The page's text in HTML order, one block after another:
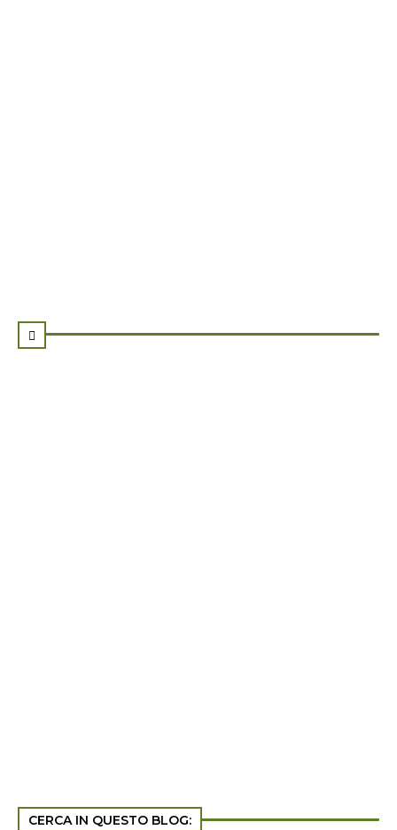

CERCA IN QUESTO BLOG: